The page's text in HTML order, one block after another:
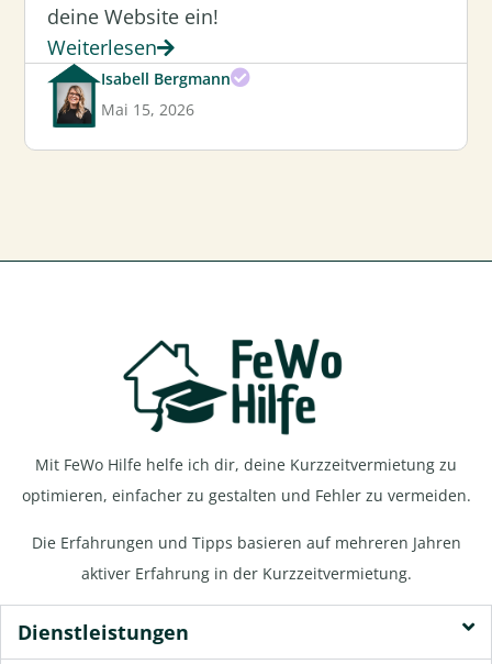
deine Website ein!
Weiterlesen
Isabell Bergmann
Mai 15, 2026
Mit FeWo Hilfe helfe ich dir, deine Kurzzeitvermietung zu
optimieren, einfacher zu gestalten und Fehler zu vermeiden.
Die Erfahrungen und Tipps basieren auf mehreren Jahren
aktiver Erfahrung in der Kurzzeitvermietung.
Dienstleistungen